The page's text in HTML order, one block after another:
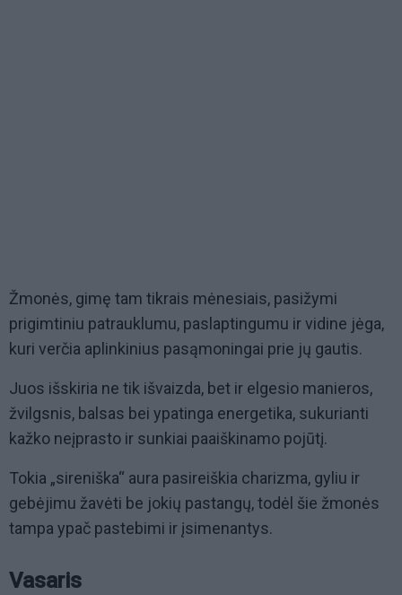
Žmonės, gimę tam tikrais mėnesiais, pasižymi
prigimtiniu patrauklumu, paslaptingumu ir vidine jėga,
kuri verčia aplinkinius pasąmoningai prie jų gautis.
Juos išskiria ne tik išvaizda, bet ir elgesio manieros,
žvilgsnis, balsas bei ypatinga energetika, sukurianti
kažko neįprasto ir sunkiai paaiškinamo pojūtį.
Tokia „sireniška“ aura pasireiškia charizma, gyliu ir
gebėjimu žavėti be jokių pastangų, todėl šie žmonės
tampa ypač pastebimi ir įsimenantys.
Vasaris